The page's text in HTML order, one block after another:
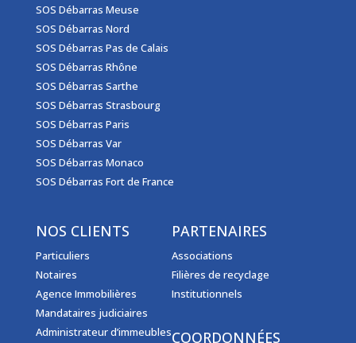
SOS Débarras Meuse
SOS Débarras Nord
SOS Débarras Pas de Calais
SOS Débarras Rhône
SOS Débarras Sarthe
SOS Débarras Strasbourg
SOS Débarras Paris
SOS Débarras Var
SOS Débarras Monaco
SOS Débarras Fort de France
NOS CLIENTS
Particuliers
Notaires
Agence Immobilières
Mandataires judiciaires
Administrateur d’immeubles
PARTENAIRES
Associations
Filières de recyclage
Institutionnels
COORDONNÉES